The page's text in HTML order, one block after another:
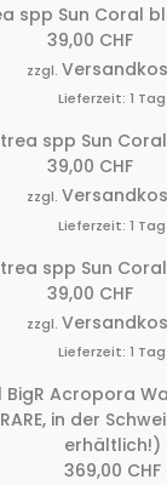
spp Sun Coral
39,00 CHF
zzgl.
Lieferzeit:1 Tag
spp Sun
39,00 CHF
zzgl.
Lieferzeit:1 Tag
spp Sun
39,00 CHF
zzgl.
Lieferzeit:1 Tag
BigR Acropora
in der
erhältlich!)
369,00 CHF